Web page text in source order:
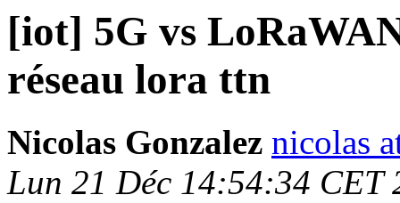
[iot] 5G vs
réseau lora ttn
Nicolas Gonzalez nicolas
Lun 21 Déc 14:54:34 CET